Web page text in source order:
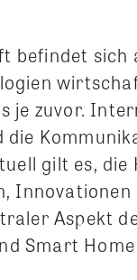
befindet sich
je zuvor.
gilt es, die
Aspekt
Smart Home